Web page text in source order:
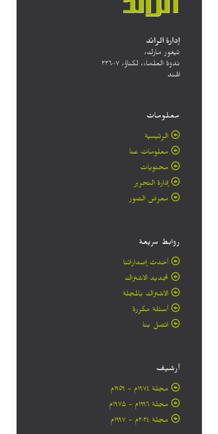
إدارة الرائد
تيغور مارك،
ندوة العلماء، لكناؤ، ۲۲٦۰۰۷
الهند
معلومات
الرئيسية
معلومات عنا
محتويات
إدارة التحرير
معرض الصور
روابط سريعة
أحدث إصداراتنا
تجديد الاشتراك
الاشتراك بالمجلة
أسئلة مكررة
اتصل بنا
أرشيف
مجلة ۱۹۷٤م - ١٩٥٩م
مجلة ۱۹۹٦م - ۱۹۷۵م
مجلة ۲۰۲٤م - ۱۹۹۷م